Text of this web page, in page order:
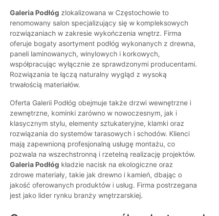
Galeria Podłóg zlokalizowana w Częstochowie to
renomowany salon specjalizujący się w kompleksowych
rozwiązaniach w zakresie wykończenia wnętrz. Firma
oferuje bogaty asortyment podłóg wykonanych z drewna,
paneli laminowanych, winylowych i korkowych,
współpracując wyłącznie ze sprawdzonymi producentami.
Rozwiązania te łączą naturalny wygląd z wysoką
trwałością materiałów.
Oferta Galerii Podłóg obejmuje także drzwi wewnętrzne i
zewnętrzne, kominki zarówno w nowoczesnym, jak i
klasycznym stylu, elementy sztukateryjne, klamki oraz
rozwiązania do systemów tarasowych i schodów. Klienci
mają zapewnioną profesjonalną usługę montażu, co
pozwala na wszechstronną i rzetelną realizację projektów.
Galeria Podłóg kładzie nacisk na ekologiczne oraz
zdrowe materiały, takie jak drewno i kamień, dbając o
jakość oferowanych produktów i usług. Firma postrzegana
jest jako lider rynku branży wnętrzarskiej.